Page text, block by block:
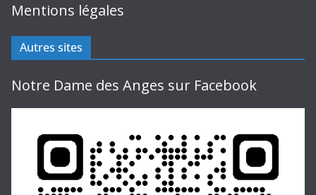
Mentions légales
Autres sites
Notre Dame des Anges sur Facebook